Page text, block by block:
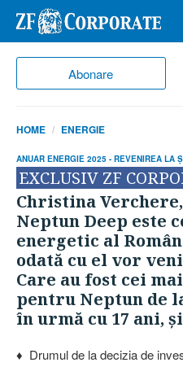
Abonare
HOME ENERGIE
ANUAR ENERGIE 2025 - REVENIREA LA
EXCLUSIV ZF
Christina Verchere,
Neptun Deep este
energetic al
odată cu el vor
Care au fost cei
pentru Neptun de
în urmă cu 17 ani,
♦ Drumul de la decizia de